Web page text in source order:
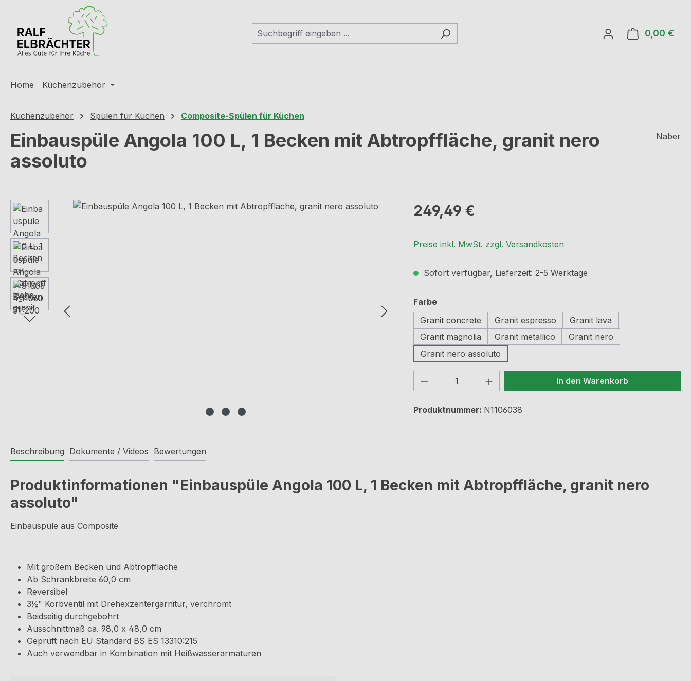
Hauptinhalt springen
Zur Suche springen
Zur Hauptnavigation springen
0,00 €
Home Küchenzubehör
Küchenzubehör Spülen für Küchen Composite-Spülen für Küchen
Einbauspüle Angola 100 L, 1 Becken mit Abtropffläche, granit nero
assoluto
Naber
Bildergalerie überspringen Regulärer Preis:
249,49 €
Preise inkl. MwSt. zzgl. Versandkosten
Sofort verfügbar, Lieferzeit: 2-5 Werktage
Farbeauswählen
Granit concrete
Granit espresso
Granit lava
Granit magnolia
Granit metallico
Granit nero
Granit nero assoluto
Produkt Anzahl: Gib den gewünschten Wert
In den Warenkorb
Produktnummer: N1106038
Beschreibung Dokumente / Videos Bewertungen
Produktinformationen "Einbauspüle Angola 100 L, 1 Becken mit Abtropffläche, granit nero
assoluto"
Einbauspüle aus Composite
Mit großem Becken und Abtropffläche
Ab Schrankbreite 60,0 cm
Reversibel
3½" Korbventil mit Drehexzentergarnitur, verchromt
Beidseitig durchgebohrt
Ausschnittmaß ca. 98,0 x 48,0 cm
Geprüft nach EU Standard BS ES 13310:215
Auch verwendbar in Kombination mit Heißwasserarmaturen